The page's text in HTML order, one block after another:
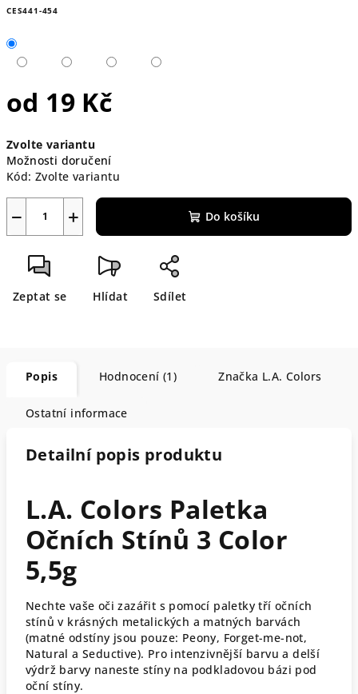
CES441-454
od 19 Kč
cena:
Zvolte variantu
Možnosti doručení
Kód: Zvolte variantu
+
− Do košíku
Zeptat se Hlídat Sdílet
Popis Hodnocení (1) Značka L.A. Colors
Ostatní informace
Detailní popis produktu
L.A. Colors Paletka
Očních Stínů 3 Color
5,5g
Nechte vaše oči zazářit s pomocí paletky tří očních
stínů v krásných metalických a matných barvách
(matné odstíny jsou pouze: Peony, Forget-me-not,
Natural a Seductive). Pro intenzivnější barvu a delší
výdrž barvy naneste stíny na podkladovou bázi pod
oční stíny.